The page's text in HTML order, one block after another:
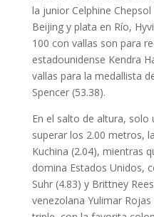
la junior Celphine
Beijing y plata en Río,
100 con vallas son para
estadounidense Kendra
vallas para la medallista
Spencer (53.38).
En el salto de altura,
superar los 2.00 metros,
Kuchina (2.04), mientras
domina Estados Unidos,
Suhr (4.83) y Brittney
venezolana Yulimar